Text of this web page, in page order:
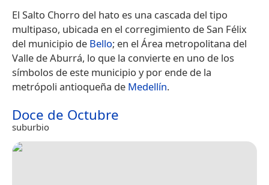
El Salto Chorro del hato es una cascada del tipo
multipaso, ubicada en el corregimiento de San Félix
del municipio de Bello​; en el Área metropolitana del
Valle de Aburrá, lo que la convierte en uno de los
símbolos de este municipio y por ende de la
metrópoli antioqueña de Medellín.
Doce de Octubre
suburbio